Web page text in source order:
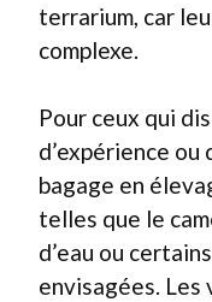
terrarium, car
complexe.
Pour ceux qui
d’expérience
bagage en
telles que le
d’eau ou
envisagées.